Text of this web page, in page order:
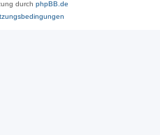
durch phpBB.de